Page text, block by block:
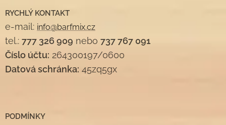
RYCHLÝ KONTAKT
e-mail: info@barfmix.cz
tel.: 777 326 909 nebo 737 767 091
Číslo účtu: 264300197/0600
Datová schránka: 45zq5gx
PODMÍNKY